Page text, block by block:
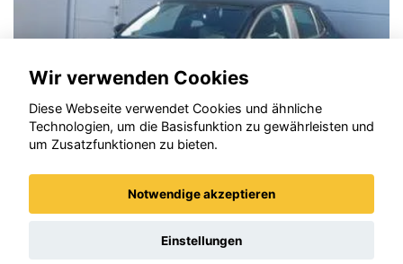
Wir verwenden Cookies
Diese Webseite verwendet Cookies und ähnliche
Technologien, um die Basisfunktion zu gewährleisten und
um Zusatzfunktionen zu bieten.
Notwendige akzeptieren
Einstellungen